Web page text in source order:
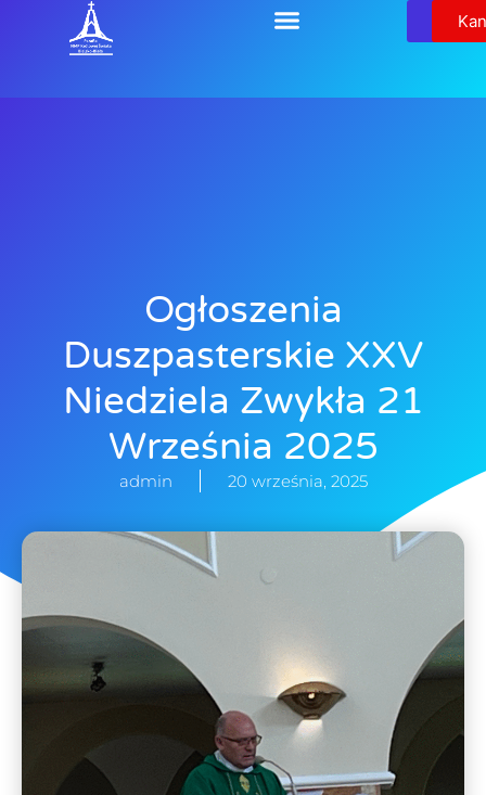
Ogłoszenia
Duszpasterskie XXV
Niedziela Zwykła 21
Września 2025
admin 20 września, 2025